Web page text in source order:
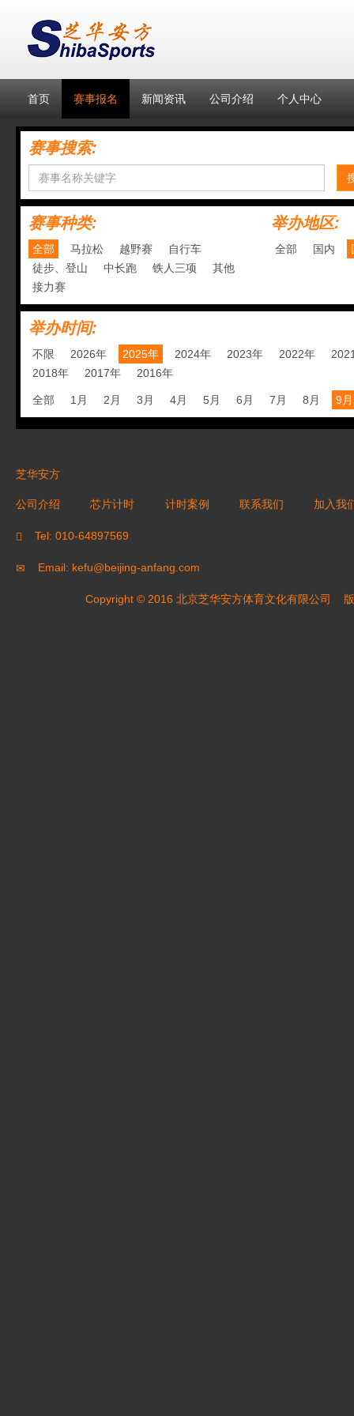
首页 赛事报名 新闻资讯 公司介绍 个人中心
赛事搜索:
赛事种类:
全部 马拉松 越野赛
自行车
徒步、登山
中长跑 铁人三项
其他
接力赛
举办地区:
全部 国内
举办时间:
不限 2026年 2025年 2024年 2023年 2022年
2018年
2017年 2016年
全部 1月 2月 3月 4月 5月 6月 7月 8月 9月
芝华安方
公司介绍 芯片计时 计时案例 联系我们 加入我
Tel: 010-64897569
Email: kefu@beijing-anfang.com
Copyright © 2016 北京芝华安方体育文化有限公司